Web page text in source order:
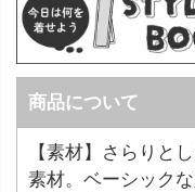
商品について
【素材】さらりと
素材。ベーシック